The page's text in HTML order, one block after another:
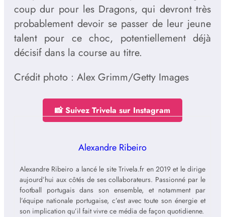
coup dur pour les Dragons, qui devront très
probablement devoir se passer de leur jeune
talent pour ce choc, potentiellement déjà
décisif dans la course au titre.
Crédit photo : Alex Grimm/Getty Images
📸 Suivez Trivela sur Instagram
Alexandre Ribeiro
Alexandre Ribeiro a lancé le site Trivela.fr en 2019 et le dirige
aujourd’hui aux côtés de ses collaborateurs. Passionné par le
football portugais dans son ensemble, et notamment par
l’équipe nationale portugaise, c’est avec toute son énergie et
son implication qu’il fait vivre ce média de façon quotidienne.